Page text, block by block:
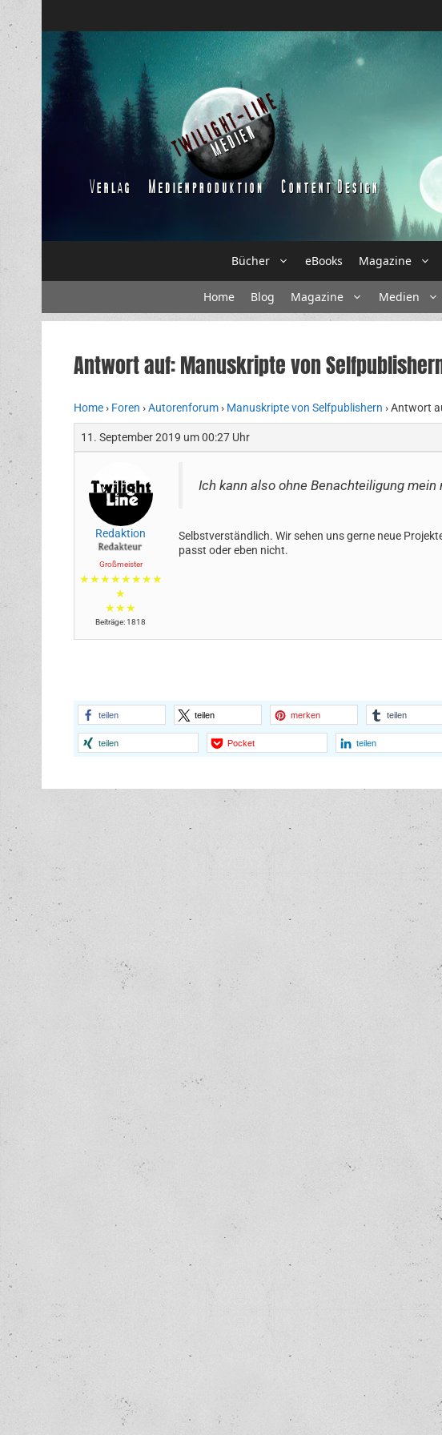
Inhalt
springen
Bücher eBooks Magazine
Home Blog Magazine Medien
Antwort auf: Manuskripte von
Home› Foren ›Autorenforum› Manuskripte von Selfpublishern ›Antwort
11. September 2019 um 00:27 Uhr
Redaktion
Großmeister
★★★★★★★★
★
★★★
Beiträge: 1818
Ich kann also ohne Benachteiligung
Selbstverständlich. Wir sehen uns gerne neue
passt oder eben nicht.
teilen teilen merken teilen
teilen Pocket teilen